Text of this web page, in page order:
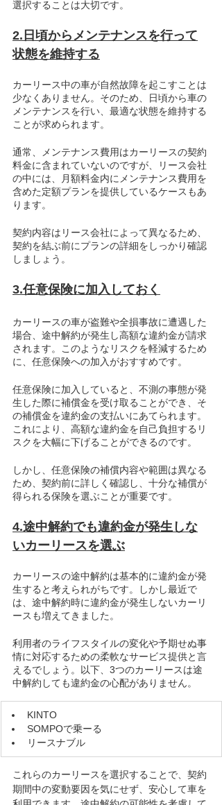
選択することは大切です。
2.日頃からメンテナンスを行って
状態を維持する
カーリース中の車が自然故障を起こすことは
少なくありません。そのため、日頃から車の
メンテナンスを行い、最適な状態を維持する
ことが求められます。
通常、メンテナンス費用はカーリースの契約
料金に含まれていないのですが、リース会社
の中には、月額料金内にメンテナンス費用を
含めた定額プランを提供しているケースもあ
ります。
契約内容はリース会社によって異なるため、
契約を結ぶ前にプランの詳細をしっかり確認
しましょう。
3.任意保険に加入しておく
カーリースの車が盗難や全損事故に遭遇した
場合、途中解約が発生し高額な違約金が請求
されます。このようなリスクを軽減するため
に、任意保険への加入がおすすめです。
任意保険に加入していると、不測の事態が発
生した際に補償金を受け取ることができ、そ
の補償金を違約金の支払いにあてられます。
これにより、高額な違約金を自己負担するリ
スクを大幅に下げることができるのです。
しかし、任意保険の補償内容や範囲は異なる
ため、契約前に詳しく確認し、十分な補償が
得られる保険を選ぶことが重要です。
4.途中解約でも違約金が発生しな
いカーリースを選ぶ
カーリースの途中解約は基本的に違約金が発
生すると考えられがちです。しかし最近で
は、途中解約時に違約金が発生しないカーリ
ースも増えてきました。
利用者のライフスタイルの変化や予期せぬ事
情に対応するための柔軟なサービス提供と言
えるでしょう。以下、3つのカーリースは途
中解約しても違約金の心配がありません。
​KINTO
SOMPOで乗ーる
リースナブル
これらのカーリースを選択することで、契約
期間中の変動要因を気にせず、安心して車を